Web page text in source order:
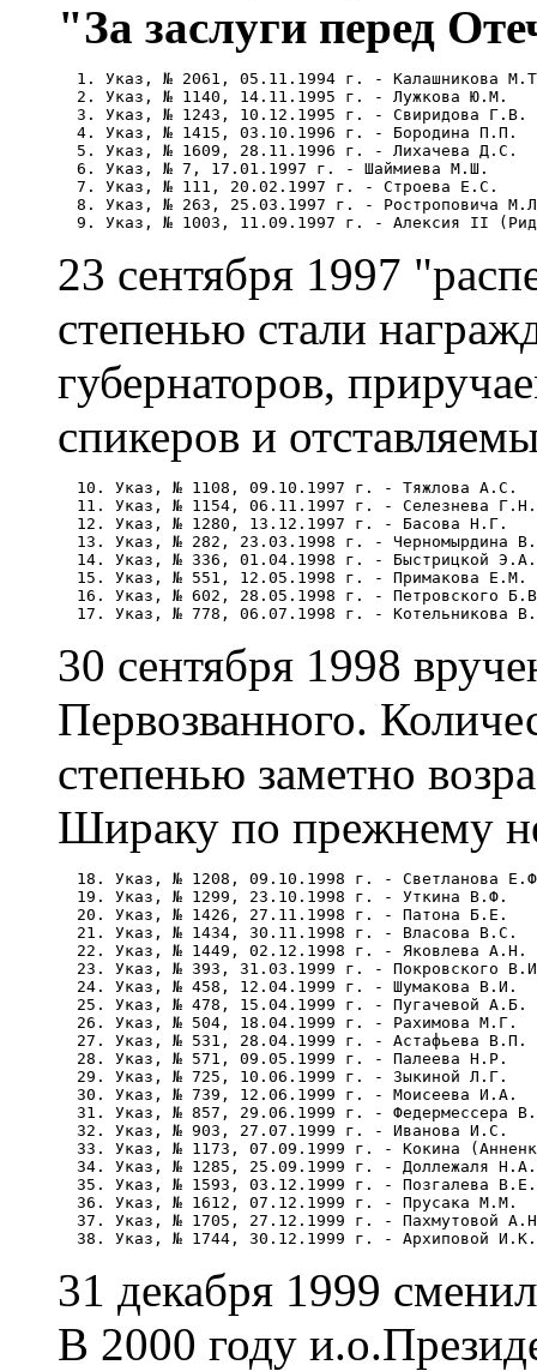
"За заслуги перед
1. Указ, № 2061, 05.11.1994 г. - Калашникова
  2. Указ, № 1140, 14.11.1995 г. - Лужкова Ю.М.
  3. Указ, № 1243, 10.12.1995 г. - Свиридова Г.В.
  4. Указ, № 1415, 03.10.1996 г. - Бородина П.П.
  5. Указ, № 1609, 28.11.1996 г. - Лихачева Д.С.
  6. Указ, № 7, 17.01.1997 г. - Шаймиева М.Ш.
  7. Указ, № 111, 20.02.1997 г. - Строева Е.С.
8. Указ, № 263, 25.03.1997 г. - Ростроповича
23 сентября 1997
степенью стали
губернаторов,
спикеров и
  10. Указ, № 1108, 09.10.1997 г. - Тяжлова А.С.
11. Указ, № 1154, 06.11.1997 г. - Селезнева
  12. Указ, № 1280, 13.12.1997 г. - Басова Н.Г.
13. Указ, № 282, 23.03.1998 г. - Черномырдина
  14. Указ, № 336, 01.04.1998 г. - Быстрицкой Э.А.
  15. Указ, № 551, 12.05.1998 г. - Примакова Е.М.
16. Указ, № 602, 28.05.1998 г. - Петровского
30 сентября 1998
Первозванного.
степенью заметно
Шираку по прежнему
18. Указ, № 1208, 09.10.1998 г. - Светланова
  19. Указ, № 1299, 23.10.1998 г. - Уткина В.Ф.
  20. Указ, № 1426, 27.11.1998 г. - Патона Б.Е.
  21. Указ, № 1434, 30.11.1998 г. - Власова В.С.
  22. Указ, № 1449, 02.12.1998 г. - Яковлева А.Н.
23. Указ, № 393, 31.03.1999 г. - Покровского
  24. Указ, № 458, 12.04.1999 г. - Шумакова В.И.
  25. Указ, № 478, 15.04.1999 г. - Пугачевой А.Б.
  26. Указ, № 504, 18.04.1999 г. - Рахимова М.Г.
  27. Указ, № 531, 28.04.1999 г. - Астафьева В.П.
  28. Указ, № 571, 09.05.1999 г. - Палеева Н.Р.
  29. Указ, № 725, 10.06.1999 г. - Зыкиной Л.Г.
  30. Указ, № 739, 12.06.1999 г. - Моисеева И.А.
31. Указ, № 857, 29.06.1999 г. - Федермессера
  32. Указ, № 903, 27.07.1999 г. - Иванова И.С.
33. Указ, № 1173, 07.09.1999 г. - Кокина
34. Указ, № 1285, 25.09.1999 г. - Доллежаля
35. Указ, № 1593, 03.12.1999 г. - Позгалева
  36. Указ, № 1612, 07.12.1999 г. - Прусака М.М.
37. Указ, № 1705, 27.12.1999 г. - Пахмутовой
31 декабря 1999
В 2000 году